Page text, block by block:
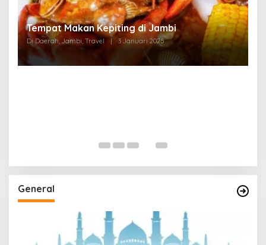
Tempat Makan di Thehok Jambi
Di Daerah, Jambi, Travel 3 Januari 2025
General